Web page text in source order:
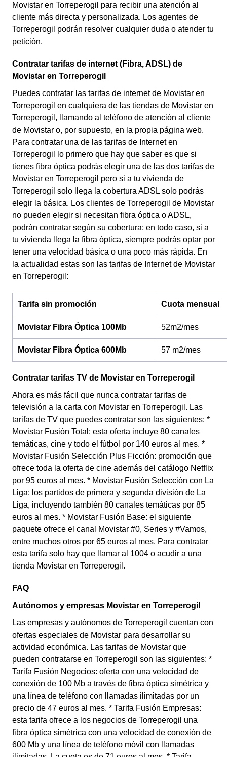
Movistar en Torreperogil para recibir una atención al
cliente más directa y personalizada. Los agentes de
Torreperogil podrán resolver cualquier duda o atender tu
petición.
Contratar tarifas de internet (Fibra, ADSL) de
Movistar en Torreperogil
Puedes contratar las tarifas de internet de Movistar en
Torreperogil en cualquiera de las tiendas de Movistar en
Torreperogil, llamando al teléfono de atención al cliente
de Movistar o, por supuesto, en la propia página web.
Para contratar una de las tarifas de Internet en
Torreperogil lo primero que hay que saber es que si
tienes fibra óptica podrás elegir una de las dos tarifas de
Movistar en Torreperogil pero si a tu vivienda de
Torreperogil solo llega la cobertura ADSL solo podrás
elegir la básica. Los clientes de Torreperogil de Movistar
no pueden elegir si necesitan fibra óptica o ADSL,
podrán contratar según su cobertura; en todo caso, si a
tu vivienda llega la fibra óptica, siempre podrás optar por
tener una velocidad básica o una poco más rápida. En
la actualidad estas son las tarifas de Internet de Movistar
en Torreperogil:
Tarifa sin promoción Cuota mensual
Movistar Fibra Óptica 100Mb 52m2/mes
Movistar Fibra Óptica 600Mb 57 m2/mes
Contratar tarifas TV de Movistar en Torreperogil
Ahora es más fácil que nunca contratar tarifas de
televisión a la carta con Movistar en Torreperogil. Las
tarifas de TV que puedes contratar son las siguientes: *
Movistar Fusión Total: esta oferta incluye 80 canales
temáticas, cine y todo el fútbol por 140 euros al mes. *
Movistar Fusión Selección Plus Ficción: promoción que
ofrece toda la oferta de cine además del catálogo Netflix
por 95 euros al mes. * Movistar Fusión Selección con La
Liga: los partidos de primera y segunda división de La
Liga, incluyendo también 80 canales temáticas por 85
euros al mes. * Movistar Fusión Base: el siguiente
paquete ofrece el canal Movistar #0, Series y #Vamos,
entre muchos otros por 65 euros al mes. Para contratar
esta tarifa solo hay que llamar al 1004 o acudir a una
tienda Movistar en Torreperogil.
FAQ
Autónomos y empresas Movistar en Torreperogil
Las empresas y autónomos de Torreperogil cuentan con
ofertas especiales de Movistar para desarrollar su
actividad económica. Las tarifas de Movistar que
pueden contratarse en Torreperogil son las siguientes: *
Tarifa Fusión Negocios: oferta con una velocidad de
conexión de 100 Mb a través de fibra óptica simétrica y
una línea de teléfono con llamadas ilimitadas por un
precio de 47 euros al mes. * Tarifa Fusión Empresas:
esta tarifa ofrece a los negocios de Torreperogil una
fibra óptica simétrica con una velocidad de conexión de
600 Mb y una línea de teléfono móvil con llamadas